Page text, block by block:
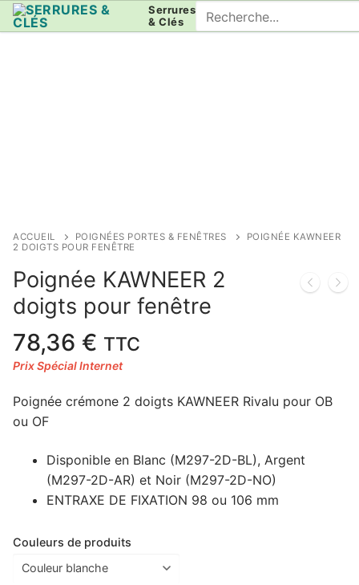
Aller
au
Serrures
& Clés
Rechercher
:
ACCUEIL POIGNÉES PORTES & FENÊTRES
POIGNÉE KAWNEER
2 DOIGTS POUR FENÊTRE
Poignée KAWNEER 2
doigts pour fenêtre
78,36 € TTC
Poignée crémone 2 doigts KAWNEER Rivalu pour OB
ou OF
Disponible en Blanc (M297-2D-BL), Argent
(M297-2D-AR) et Noir (M297-2D-NO)
ENTRAXE DE FIXATION 98 ou 106 mm
Couleurs de produits